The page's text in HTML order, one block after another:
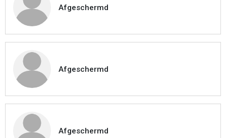
Afgeschermd
Afgeschermd
Afgeschermd